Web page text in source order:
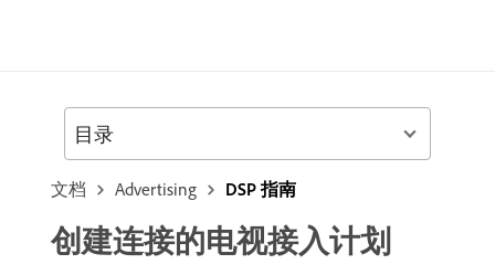
文档 Advertising DSP 指南
创建连接的电视接入计划
目录